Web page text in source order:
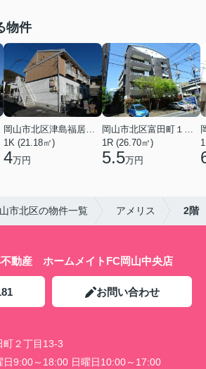
物件
1K (21.18㎡)
4万円
1R (26.70㎡)
5.5万円
市北区の物件一覧 アメリス 2階
動産 ホームメイトFC岡山中央店
お問い合わせ
町２丁目13-3
日9:00～18:00 日曜日10:00～17:00